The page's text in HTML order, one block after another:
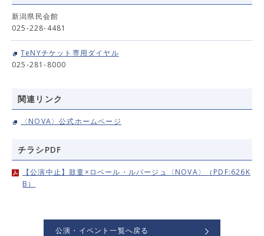
新潟県民会館
025-228-4481
TeNYチケット専用ダイヤル
025-281-8000
関連リンク
〈NOVA〉公式ホームページ
チラシPDF
【公演中止】鼓童×ロベール・ルパージュ〈NOVA〉（PDF:626K
B）
公演・イベント一覧へ戻る